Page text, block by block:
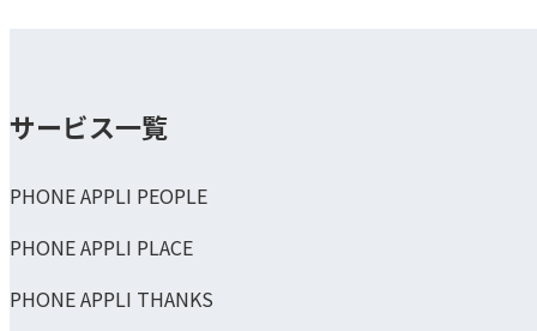
サービス一覧
PHONE APPLI PEOPLE
PHONE APPLI PLACE
PHONE APPLI THANKS